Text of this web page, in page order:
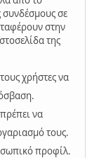
συνδέσμους σε
στην
της
χρήστες να
να
τους.
προφίλ.